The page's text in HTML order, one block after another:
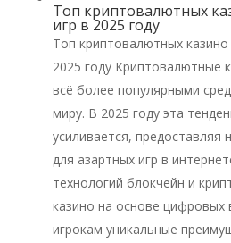
Топ криптовалютных
игр в 2025 году
Топ криптовалютных казино
2025 году Криптовалютные
всё более популярными
миру. В 2025 году эта
усиливается,
для азартных игр в
технологий блокчейн и
казино на основе цифровых
игрокам уникальные